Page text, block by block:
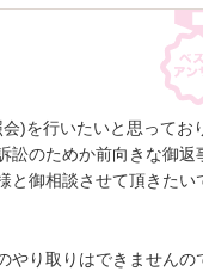
)を行いたいと思ってお
訟のためか前向きな御返
御相談させて頂きたい
やり取りはできませんの